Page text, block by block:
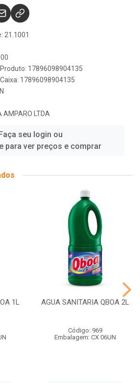
21.1001
17896098904135
17896098904135
AMPARO LTDA
seu login ou
para ver preços e comprar
1L AGUA SANITARIA QBOA 2L
Código: 969
Embalagem: CX 06UN